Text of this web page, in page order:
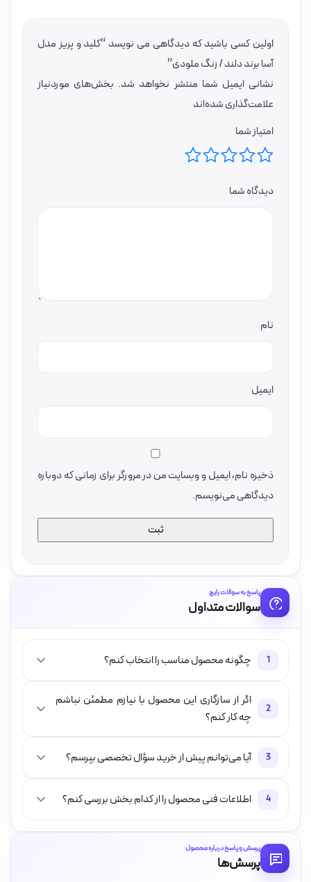
اولین کسی باشید که دیدگاهی می نویسد “کلید و پریز مدل
آسا برند دلند / زنگ ملودی”
نشانی ایمیل شما منتشر نخواهد شد. بخش‌های موردنیاز
علامت‌گذاری شده‌اند
امتیاز شما
دیدگاه شما
نام
ایمیل
ذخیره نام، ایمیل و وبسایت من در مرورگر برای زمانی که دوباره
دیدگاهی می‌نویسم.
پاسخ به سوالات رایج
سوالات متداول
1 چگونه محصول مناسب را انتخاب کنم؟
2
اگر از سازگاری این محصول با نیازم مطمئن نباشم
چه کار کنم؟
3 آیا می‌توانم پیش از خرید سؤال تخصصی بپرسم؟
4 اطلاعات فنی محصول را از کدام بخش بررسی کنم؟
پرسش و پاسخ درباره محصول
پرسش‌ها